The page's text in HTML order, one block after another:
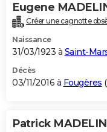
Eugene
Créer une cagnotte
Naissance
31/03/1923 à Saint-
Décès
03/11/2016 à Fougères (
Patrick MADELIN